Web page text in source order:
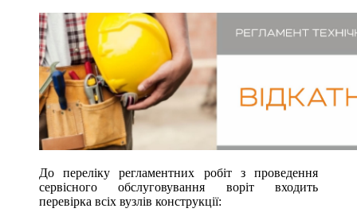
До переліку регламентних робіт з проведення
сервісного обслуговування воріт входить
перевірка всіх вузлів конструкції: